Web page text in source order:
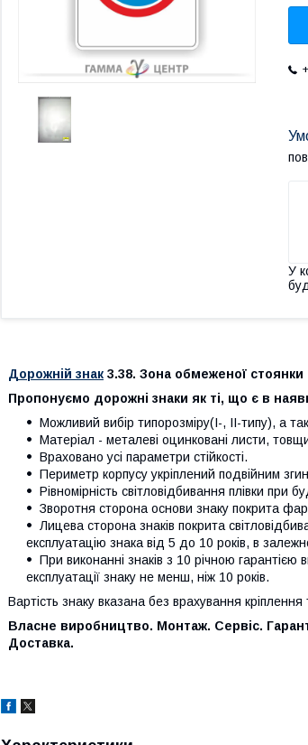
У
Дорожній знак 3.38. Зона обмеженої стоянки
Пропонуємо дорожні знаки як ті, що є в
Можливий вибір типорозміру(І-, ІІ-типу), а
Матеріал - металеві оцинковані листи,
Враховано усі параметри стійкості.
Периметр корпусу укріплений подвійним
Рівномірність світловідбивання плівки при
Зворотня сторона основи знаку покрита
Лицева сторона знаків покрита
експлуатацію знака від 5 до 10 років, в
При виконанні знаків з 10 річною
експлуатації знаку не менш, ніж 10 років.
Вартість знаку вказана без врахування
Власне виробництво. Монтаж. Сервіс.
Доставка.